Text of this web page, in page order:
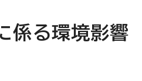
係る環境影響